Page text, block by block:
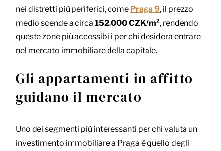
nei distretti più periferici, come Praga 9, il prezzo
medio scende a circa 152.000 CZK/m², rendendo
queste zone più accessibili per chi desidera entrare
nel mercato immobiliare della capitale.
Gli appartamenti in affitto
guidano il mercato
Uno dei segmenti più interessanti per chi valuta un
investimento immobiliare a Praga è quello degli